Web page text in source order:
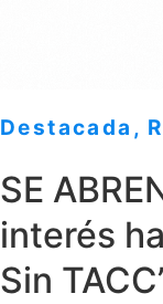
Destacada ,
SE
interés
Sin